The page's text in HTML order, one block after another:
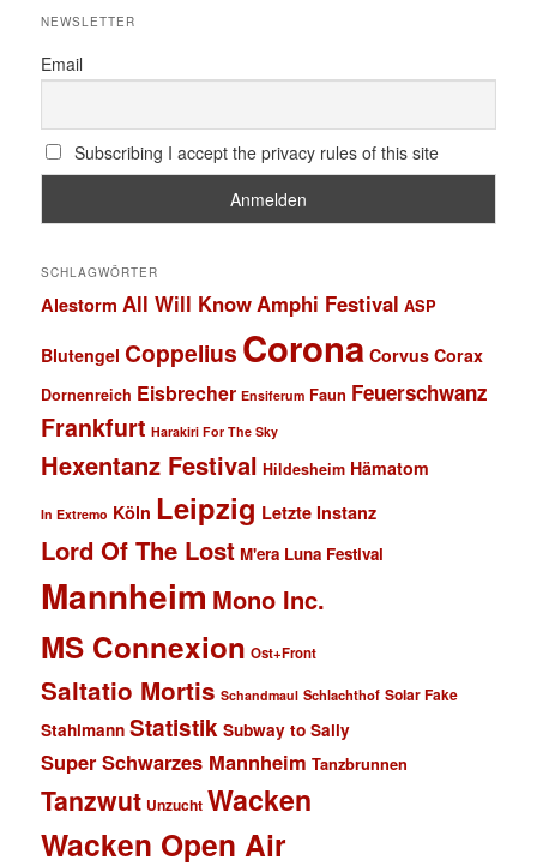
NEWSLETTER
Email
Subscribing I accept the privacy rules of this site
SCHLAGWÖRTER
Alestorm All Will Know Amphi Festival ASP
Blutengel Coppelius Corona Corvus Corax
Dornenreich Eisbrecher Ensiferum Faun Feuerschwanz
Frankfurt Harakiri For The Sky
Hexentanz Festival Hildesheim Hämatom
In Extremo Köln Leipzig Letzte Instanz
Lord Of The Lost M'era Luna Festival
Mannheim Mono Inc.
MS Connexion Ost+Front
Saltatio Mortis Schandmaul Schlachthof Solar Fake
Stahlmann Statistik Subway to Sally
Super Schwarzes Mannheim Tanzbrunnen
Tanzwut Unzucht Wacken
Wacken Open Air